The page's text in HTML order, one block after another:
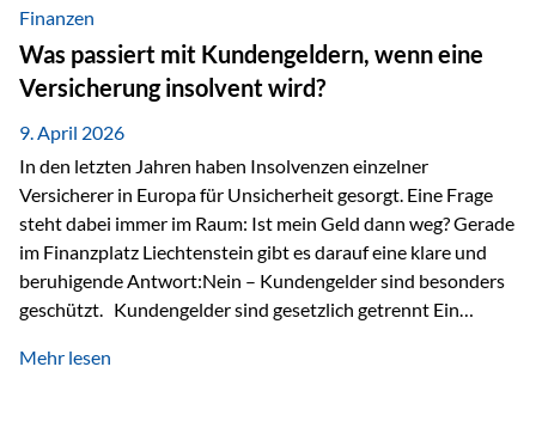
Fokus stehen Unternehmen, deren Börsenkurs unter ihrem
inneren Wert liegt. Neben klassischen
Bewertungskennzahlen werden auch qualitative Faktoren
wie Geschäftsmodell, Wettbewerbsvorteile und
Managementqualität…
Finanzen
Was passiert mit Kundengeldern, wenn eine
Versicherung insolvent wird?
9. April 2026
In den letzten Jahren haben Insolvenzen einzelner
Versicherer in Europa für Unsicherheit gesorgt. Eine Frage
steht dabei immer im Raum: Ist mein Geld dann weg? Gerade
im Finanzplatz Liechtenstein gibt es darauf eine klare und
beruhigende Antwort:Nein – Kundengelder sind besonders
geschützt. Kundengelder sind gesetzlich getrennt Ein
sogenannte Sondermasse. Das bedeutet:Die
Mehr lesen